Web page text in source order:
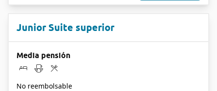
Junior Suite superior
Media pensión
No reembolsable